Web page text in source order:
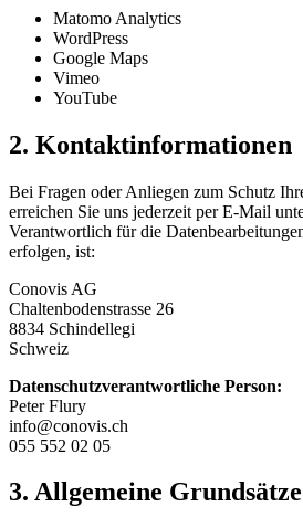
Matomo Analytics
WordPress
Google Maps
Vimeo
YouTube
2. Kontaktinformationen
Bei Fragen oder Anliegen zum Schutz
erreichen Sie uns jederzeit per E-Mail
Verantwortlich für die
erfolgen, ist:
Conovis AG
Chaltenbodenstrasse 26
8834 Schindellegi
Schweiz
Datenschutzverantwortliche Person:
Peter Flury
info@conovis.ch
055 552 02 05
3. Allgemeine Grundsätze